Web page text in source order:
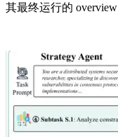
其最终运行的